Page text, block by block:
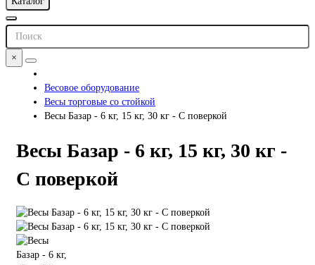
×
Весовое оборудование
Весы торговые со стойкой
Весы Базар - 6 кг, 15 кг, 30 кг - С поверкой
Весы Базар - 6 кг, 15 кг, 30 кг -
С поверкой